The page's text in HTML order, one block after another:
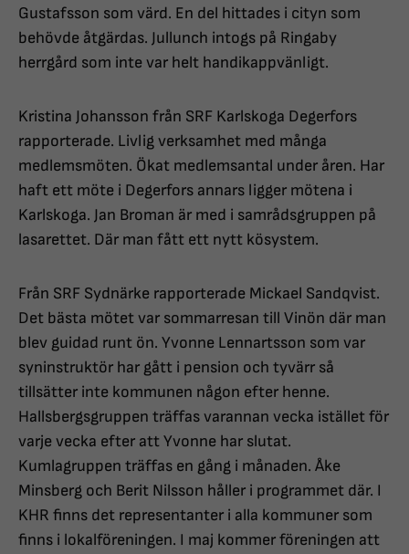
Gustafsson som värd. En del hittades i cityn som
behövde åtgärdas. Jullunch intogs på Ringaby
herrgård som inte var helt handikappvänligt.
Kristina Johansson från SRF Karlskoga Degerfors
rapporterade. Livlig verksamhet med många
medlemsmöten. Ökat medlemsantal under åren. Har
haft ett möte i Degerfors annars ligger mötena i
Karlskoga. Jan Broman är med i samrådsgruppen på
lasarettet. Där man fått ett nytt kösystem.
Från SRF Sydnärke rapporterade Mickael Sandqvist.
Det bästa mötet var sommarresan till Vinön där man
blev guidad runt ön. Yvonne Lennartsson som var
syninstruktör har gått i pension och tyvärr så
tillsätter inte kommunen någon efter henne.
Hallsbergsgruppen träffas varannan vecka istället för
varje vecka efter att Yvonne har slutat.
Kumlagruppen träffas en gång i månaden. Åke
Minsberg och Berit Nilsson håller i programmet där. I
KHR finns det representanter i alla kommuner som
finns i lokalföreningen. I maj kommer föreningen att